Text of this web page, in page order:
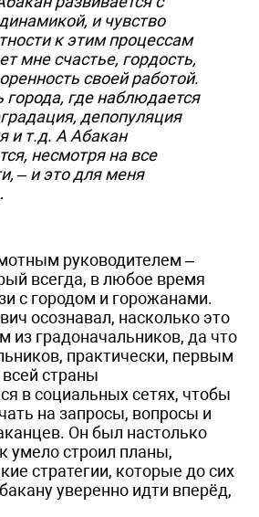
и чувство
к этим процессам
мне счастье, гордость,
своей работой.
города, где наблюдается
депопуляция
и т.д. А Абакан
несмотря на все
– и это для меня
руководителем –
всегда, в любое время
с городом и горожанами.
осознавал, насколько это
из градоначальников, да что
практически, первым
страны
в социальных сетях, чтобы
на запросы, вопросы и
Он был настолько
умело строил планы,
стратегии, которые до сих
уверенно идти вперёд,